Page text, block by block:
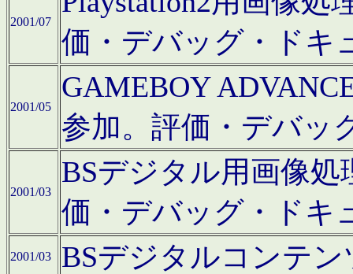
2001/07
価・デバッグ・ドキ
2001/05
GAMEBOY
参加。評価・デバッ
2001/03
BSデジタル用画像
価・デバッグ・ドキ
2001/03 BSデジタルコンテ